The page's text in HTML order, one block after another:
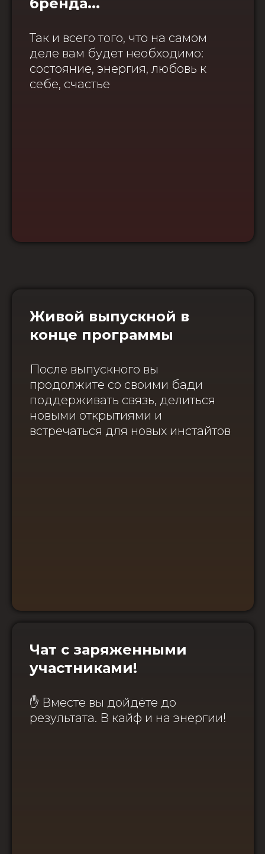
Так и всего того, что на самом
деле вам будет необходимо:
состояние, энергия, любовь к
себе, счастье
Живой выпускной в
конце программы
После выпускного вы
продолжите со своими бади
поддерживать связь, делиться
новыми открытиями и
встречаться для новых инстайтов
Чат с заряженными
участниками!
✋ Вместе вы дойдёте до
результата. В кайф и на энергии!